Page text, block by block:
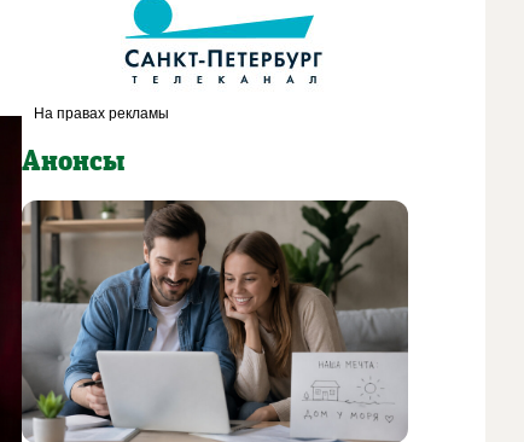
Евгений Стычкин и Вячеслав Чепурченко на премьере
Анонсы